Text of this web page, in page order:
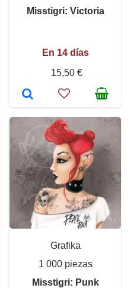
Misstigri: Victoria
En 14 días
15,50 €
Grafika
1 000 piezas
Misstigri: Punk